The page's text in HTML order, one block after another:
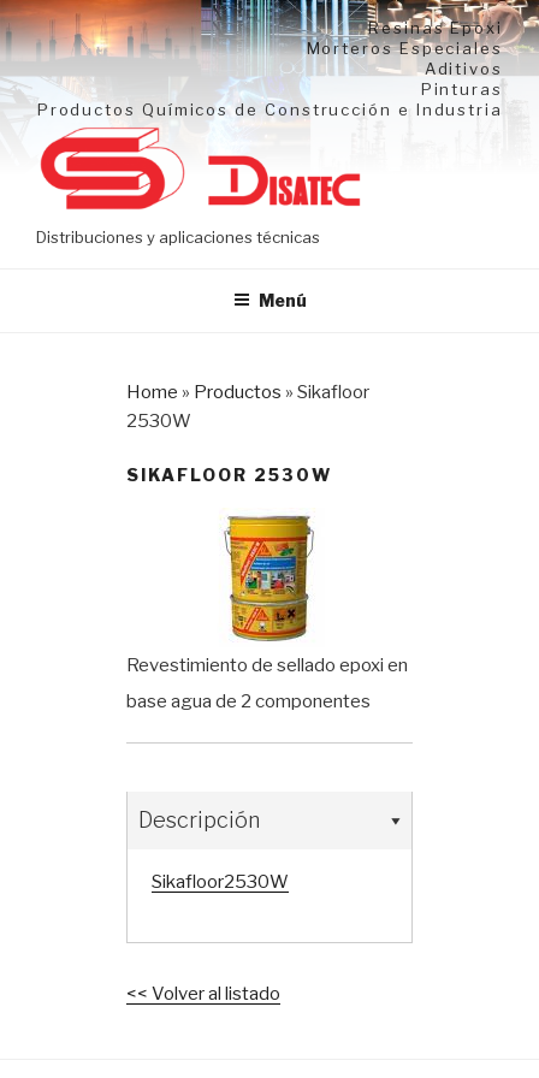
Ir
al
contenido
Resinas Epoxi
Morteros Especiales
Aditivos
Pinturas
Productos Químicos de Construcción e Industria
Distribuciones y aplicaciones técnicas
Menú
Home » Productos »Sikafloor
2530W
SIKAFLOOR 2530W
Revestimiento de sellado epoxi en
base agua de 2 componentes
Descripción
Sikafloor2530W
<< Volver al listado